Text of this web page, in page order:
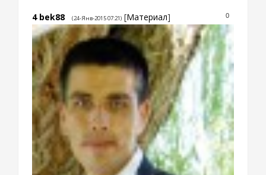
0
4 bek88 (24-Янв-2015 07:21) [Материал]